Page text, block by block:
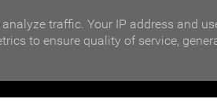
traffic. Your IP address and
to ensure quality of service,